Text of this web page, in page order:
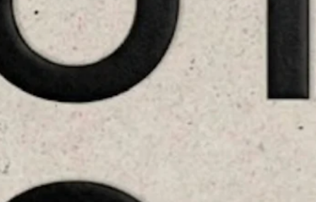
STORIES
TEAM
JOBS@JONAS
CONTACT
instagram